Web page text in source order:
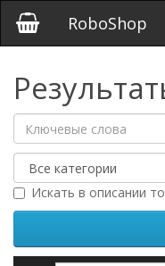
RoboShop
Искать в описании